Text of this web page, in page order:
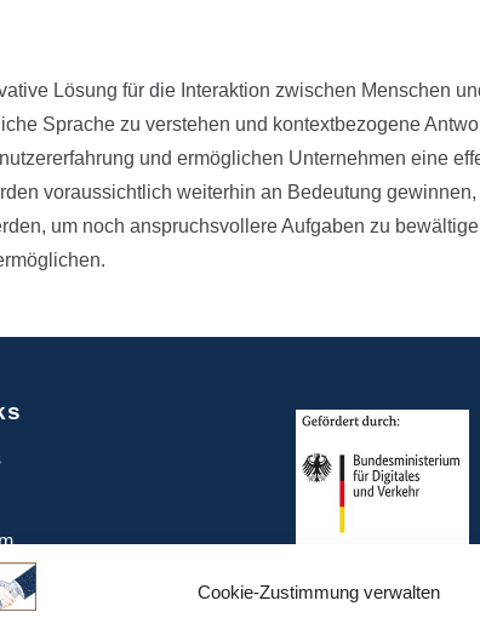
Cookie-Zustimmung verwalten
Lösung für die Interaktion zwischen Menschen
Sprache zu verstehen und kontextbezogene
und ermöglichen Unternehmen eine
voraussichtlich weiterhin an Bedeutung gewinnen,
um noch anspruchsvollere Aufgaben zu